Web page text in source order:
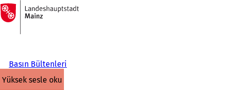
İçeriğe atla
Ana
sayfaya
Basın Bültenleri
yüksek sesle oku